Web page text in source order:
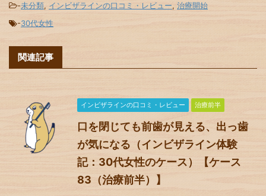
-未分類, インビザラインの口コミ・レビュー, 治療開始
-30代女性
関連記事
インビザラインの口コミ・レビュー 治療前半
口を閉じても前歯が見える、出っ歯
が気になる（インビザライン体験
記：30代女性のケース）【ケース
83（治療前半）】